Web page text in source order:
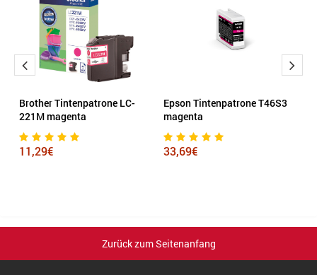
Brother Tintenpatrone LC-
221M magenta
11,29€
Epson Tintenpatrone T46S3
magenta
33,69€
Zurück zum Seitenanfang